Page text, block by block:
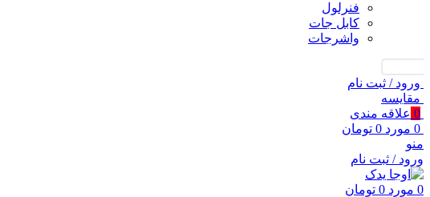
فنرلول
کابل جات
واشرجات
ورود / ثبت نام
مقايسه
0 علاقه مندی
0 مورد 0 تومان
منو
ورود / ثبت نام
0 مورد 0 تومان